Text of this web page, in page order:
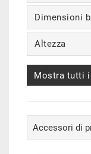
Dimensioni
Altezza
Mostra tutti
Accessori di